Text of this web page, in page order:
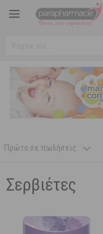
Πρώτα σε πωλήσεις
Σερβιέτες